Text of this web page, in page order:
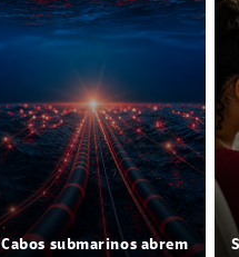
Cabos submarinos abrem